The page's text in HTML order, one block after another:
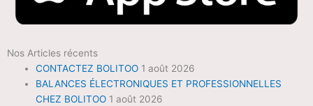
Nos Articles récents
CONTACTEZ BOLITOO 1 août 2026
BALANCES ÉLECTRONIQUES ET PROFESSIONNELLES
CHEZ BOLITOO 1 août 2026